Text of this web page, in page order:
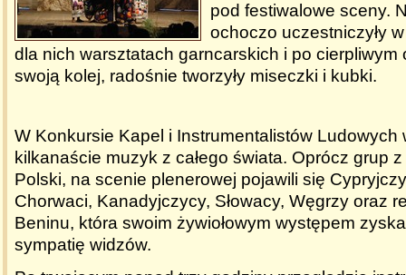
pod festiwalowe sceny.
ochoczo uczestniczyły
dla nich warsztatach garncarskich i po cierpliwym
swoją kolej, radośnie tworzyły miseczki i kubki.
W Konkursie Kapel i Instrumentalistów Ludowych
kilkanaście muzyk z całego świata. Oprócz grup
Polski, na scenie plenerowej pojawili się
Chorwaci, Kanadyjczycy, Słowacy, Węgrzy oraz
Beninu, która swoim żywiołowym występem
sympatię widzów.